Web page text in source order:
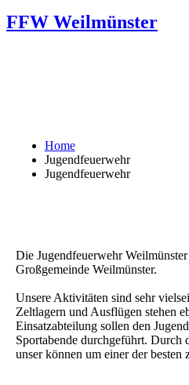
FFW Weilmünster
Home
Jugendfeuerwehr
Jugendfeuerwehr
Die Jugendfeuerwehr
Großgemeinde Weilmünster.
Unsere Aktivitäten sind sehr
Zeltlagern und Ausflügen stehen
Einsatzabteilung sollen den
Sportabende durchgeführt. Durch
unser können um einer der besten